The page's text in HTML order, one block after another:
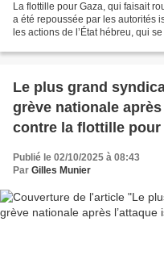
La flottille pour Gaza, qui faisait
a été repoussée par les autorités
les actions de l’État hébreu, qui
Le plus grand
grève nationale
contre la flottille pour
Publié le 02/10/2025 à 08:43
Par Gilles Munier